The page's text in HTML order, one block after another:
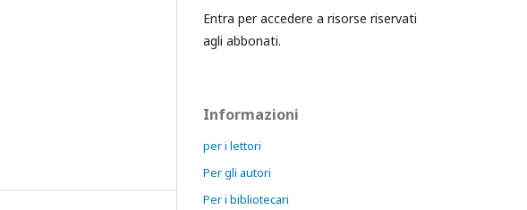
Entra per accedere a risorse riservati
agli abbonati.
Informazioni
per i lettori
Per gli autori
Per i bibliotecari